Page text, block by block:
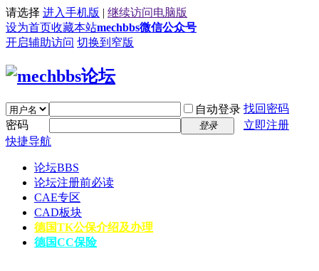
请选择 进入手机版 | 继续访问电脑版
设为首页收藏本站mechbbs微信公众号
开启辅助访问 切换到窄版
自动登录 找回密码
密码
登录
立即注册
快捷导航
论坛BBS
论坛注册前必读
CAE专区
CAD板块
德国TK公保介绍及办理
德国CC保险